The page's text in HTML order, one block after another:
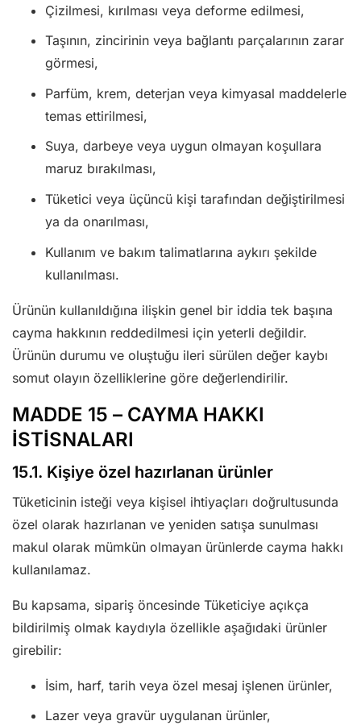
Çizilmesi, kırılması veya deforme edilmesi,
Taşının, zincirinin veya bağlantı parçalarının zarar
görmesi,
Parfüm, krem, deterjan veya kimyasal maddelerle
temas ettirilmesi,
Suya, darbeye veya uygun olmayan koşullara
maruz bırakılması,
Tüketici veya üçüncü kişi tarafından değiştirilmesi
ya da onarılması,
Kullanım ve bakım talimatlarına aykırı şekilde
kullanılması.
Ürünün kullanıldığına ilişkin genel bir iddia tek başına
cayma hakkının reddedilmesi için yeterli değildir.
Ürünün durumu ve oluştuğu ileri sürülen değer kaybı
somut olayın özelliklerine göre değerlendirilir.
MADDE 15 – CAYMA HAKKI
İSTİSNALARI
15.1. Kişiye özel hazırlanan ürünler
Tüketicinin isteği veya kişisel ihtiyaçları doğrultusunda
özel olarak hazırlanan ve yeniden satışa sunulması
makul olarak mümkün olmayan ürünlerde cayma hakkı
kullanılamaz.
Bu kapsama, sipariş öncesinde Tüketiciye açıkça
bildirilmiş olmak kaydıyla özellikle aşağıdaki ürünler
girebilir:
İsim, harf, tarih veya özel mesaj işlenen ürünler,
Lazer veya gravür uygulanan ürünler,